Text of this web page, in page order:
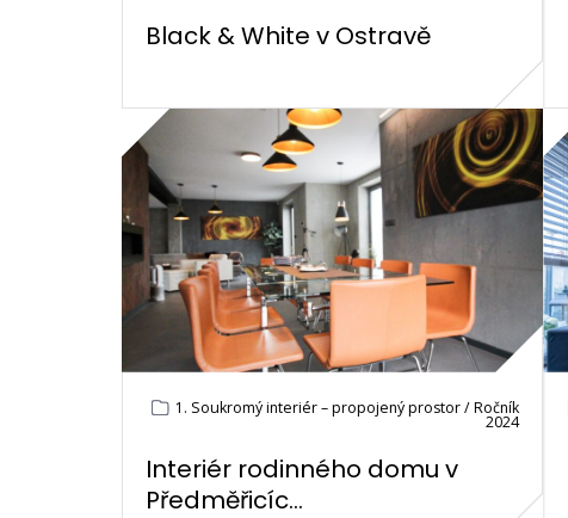
Black & White v Ostravě
1. Soukromý interiér – propojený prostor / Ročník
2024
Interiér rodinného domu v
Předměřicíc...